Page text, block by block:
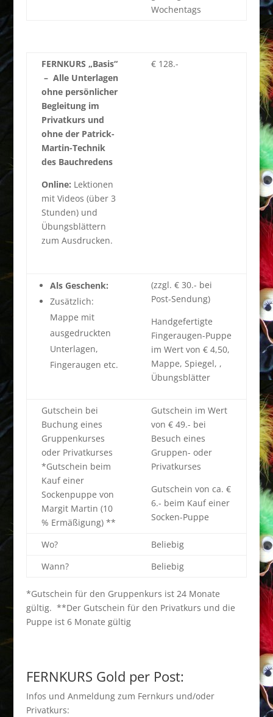
Wochentags
FERNKURS „Basis“
– Alle Unterlagen
ohne persönlicher
Begleitung im
Privatkurs und
ohne der Patrick-
Martin-Technik
des Bauchredens
Online: Lektionen
mit Videos (über 3
Stunden) und
Übungsblättern
zum Ausdrucken.
€ 128.-
Als Geschenk:
Zusätzlich:
Mappe mit
ausgedruckten
Unterlagen,
Fingeraugen etc.
(zzgl. € 30.- bei
Post-Sendung)
Handgefertigte
Fingeraugen-Puppe
im Wert von € 4,50,
Mappe, Spiegel, ,
Übungsblätter
Gutschein bei
Buchung eines
Gruppenkurses
oder Privatkurses
*Gutschein beim
Kauf einer
Sockenpuppe von
Margit Martin (10
% Ermäßigung) **
Gutschein im Wert
von € 49.- bei
Besuch eines
Gruppen- oder
Privatkurses
Gutschein von ca. €
6.- beim Kauf einer
Socken-Puppe
Wo?
Beliebig
Wann?
Beliebig
*Gutschein für den Gruppenkurs ist 24 Monate
gültig. **Der Gutschein für den Privatkurs und die
Puppe ist 6 Monate gültig
FERNKURS Gold per Post:
Infos und Anmeldung zum Fernkurs und/oder
Privatkurs: